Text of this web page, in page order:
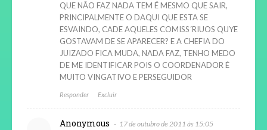
QUE NÃO FAZ NADA TEM É MESMO QUE SAIR,
PRINCIPALMENTE O DAQUI QUE ESTA SE
ESVAINDO, CADE AQUELES COMISS´RIUOS QUYE
GOSTAVAM DE SE APARECER? E A CHEFIA DO
JUIZADO FICA MUDA, NADA FAZ, TENHO MEDO
DE ME IDENTIFICAR POIS O COORDENADOR É
MUITO VINGATIVO E PERSEGUIDOR
Responder Excluir
Anonymous 17 de outubro de 2011 às 15:05